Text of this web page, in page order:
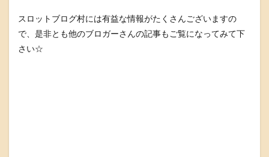
スロットブログ村には有益な情報がたくさんございますの
で、是非とも他のブロガーさんの記事もご覧になってみて下
さい☆